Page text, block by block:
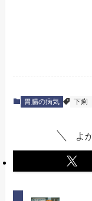
胃腸の病気 下痢
よ